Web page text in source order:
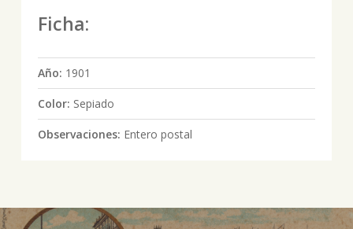
Ficha:
Año: 1901
Color: Sepiado
Observaciones: Entero postal